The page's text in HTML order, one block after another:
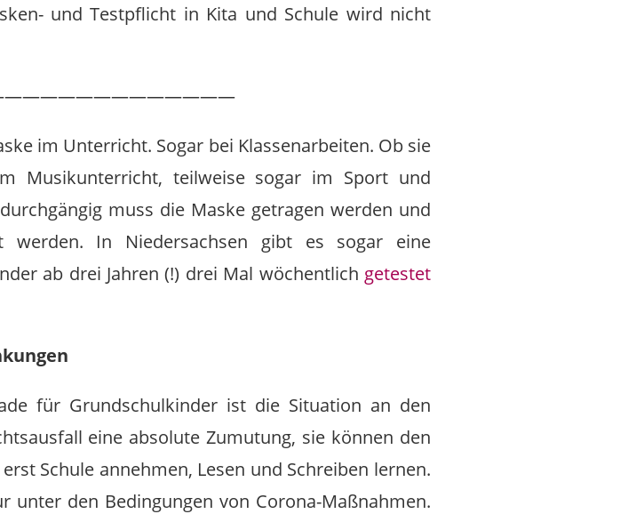
und Testpflicht in Kita und Schule wird nicht
im Unterricht. Sogar bei Klassenarbeiten. Ob sie
Musikunterricht, teilweise sogar im Sport und
muss die Maske getragen werden und
In Niedersachsen gibt es sogar eine
ab drei Jahren (!) drei Mal wöchentlich getestet
für Grundschulkinder ist die Situation an den
eine absolute Zumutung, sie können den
Schule annehmen, Lesen und Schreiben lernen.
unter den Bedingungen von Corona-Maßnahmen.